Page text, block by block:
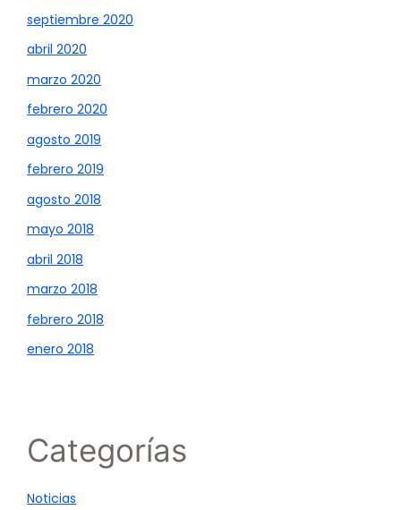
septiembre 2020
abril 2020
marzo 2020
febrero 2020
agosto 2019
febrero 2019
agosto 2018
mayo 2018
abril 2018
marzo 2018
febrero 2018
enero 2018
Categorías
Noticias